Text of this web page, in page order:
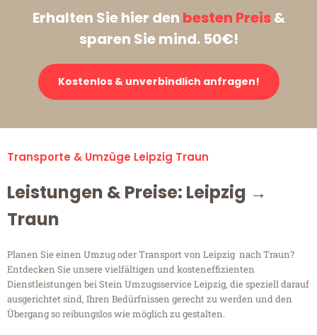
Erhalten Sie hier den besten Preis&
sparen Sie mind. 50€!
Kostenlos & unverbindlich anfragen!
Transporte & Umzüge Leipzig Traun
Leistungen & Preise: Leipzig →
Traun
Planen Sie einen Umzug oder Transport von Leipzig nach Traun?
Entdecken Sie unsere vielfältigen und kosteneffizienten
Dienstleistungen bei Stein Umzugsservice Leipzig, die speziell darauf
ausgerichtet sind, Ihren Bedürfnissen gerecht zu werden und den
Übergang so reibungslos wie möglich zu gestalten.